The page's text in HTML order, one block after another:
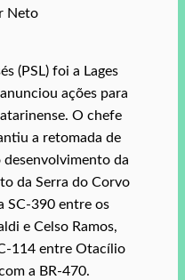
Neto
(PSL) foi a Lages
ações para
O chefe
a retomada de
da
da Serra do Corvo
SC-390 entre os
e Celso Ramos,
114 entre Otacílio
a BR-470.